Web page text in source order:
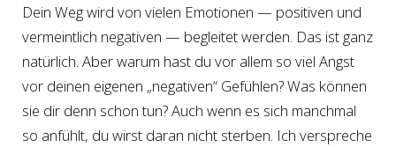
Dein Weg wird von vielen Emotionen — positiven und
vermeintlich negativen — begleitet werden. Das ist ganz
natürlich. Aber warum hast du vor allem so viel Angst
vor deinen eigenen „negativen“ Gefühlen? Was können
sie dir denn schon tun? Auch wenn es sich manchmal
so anfühlt, du wirst daran nicht sterben. Ich verspreche